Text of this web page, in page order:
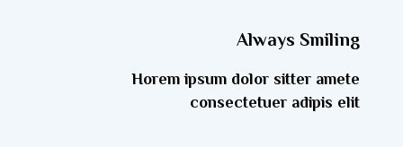
Always Smiling
Horem ipsum dolor sitter amete
consectetuer adipis elit